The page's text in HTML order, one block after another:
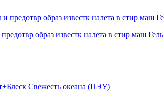
образ известк налета в стир маш Гель